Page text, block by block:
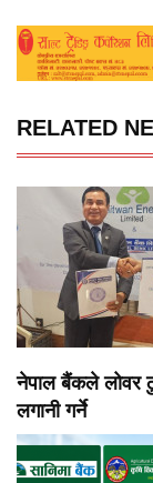
RELATED
नेपाल बैंकले लोवर
लगानी गर्ने